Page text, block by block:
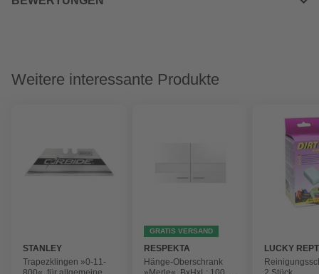
Weitere interessante Produkte
STANLEY
Trapezklingen »0-11-
GRATIS VERSAND
RESPEKTA
Hänge-Oberschrank
LUCKY